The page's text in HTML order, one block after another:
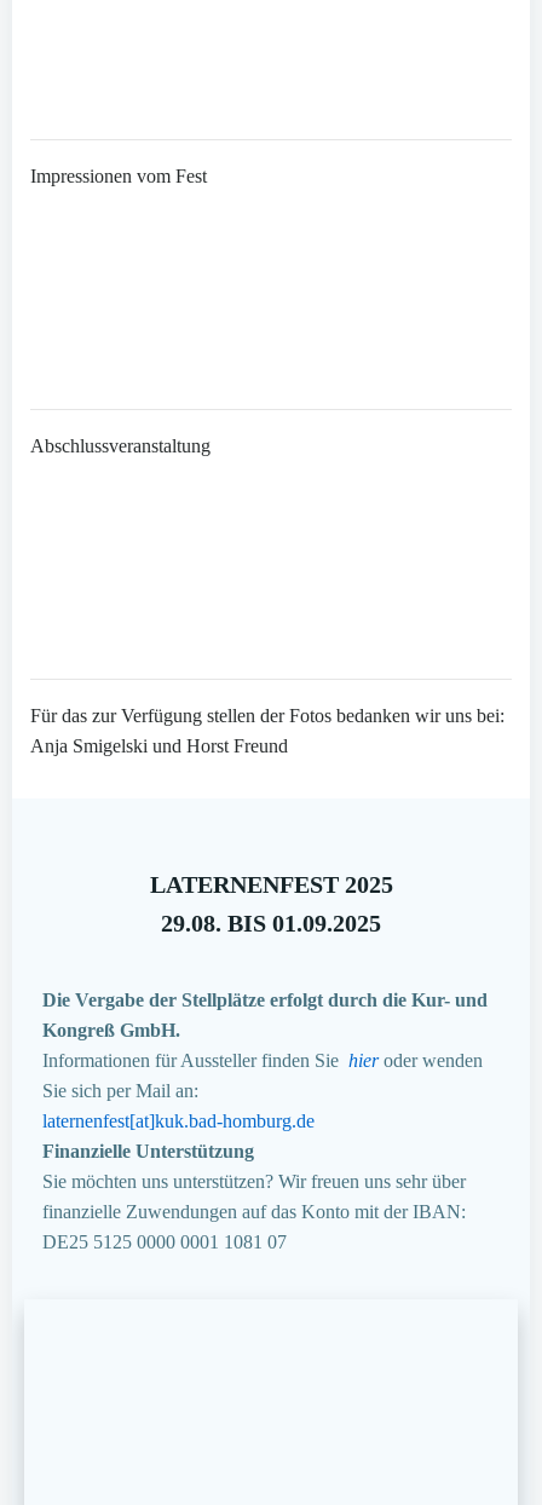
Impressionen vom Fest
Abschlussveranstaltung
Für das zur Verfügung stellen der Fotos bedanken wir uns bei:
Anja Smigelski und Horst Freund
LATERNENFEST 2025
29.08. BIS 01.09.2025
Die Vergabe der Stellplätze erfolgt durch die Kur- und
Kongreß GmbH.
Informationen für Aussteller finden Sie hieroder wenden
Sie sich per Mail an:
laternenfest[at]kuk.bad-homburg.de
Finanzielle Unterstützung
Sie möchten uns unterstützen? Wir freuen uns sehr über
finanzielle Zuwendungen auf das Konto mit der IBAN:
DE25 5125 0000 0001 1081 07